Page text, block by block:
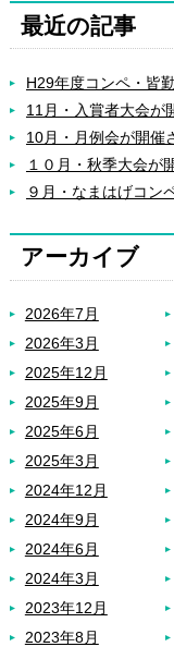
最近の記事
H29年度コンペ・皆
11月・入賞者大会が
10月・月例会が開催
１０月・秋季大会が
９月・なまはげコン
アーカイブ
2026年7月
2026年3月
2025年12月
2025年9月
2025年6月
2025年3月
2024年12月
2024年9月
2024年6月
2024年3月
2023年12月
2023年8月